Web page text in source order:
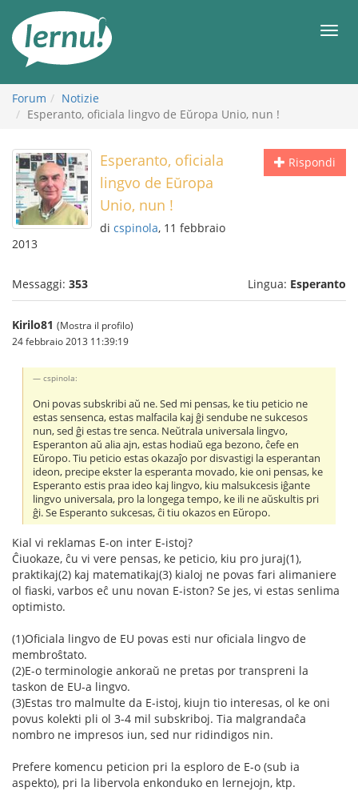
all’indice
Forum
Notizie
Esperanto, oficiala lingvo de Eŭropa Unio, nun !
Rispondi
Esperanto, oficiala
lingvo de Eŭropa
Unio, nun !
di cspinola, 11 febbraio
2013
Messaggi: 353 Lingua: Esperanto
Kirilo81 (Mostra il profilo)
24 febbraio 2013 11:39:19
cspinola:
Oni povas subskribi aŭ ne. Sed mi pensas, ke tiu peticio ne
estas sensenca, estas malfacila kaj ĝi sendube ne sukcesos
nun, sed ĝi estas tre senca. Neŭtrala universala lingvo,
Esperanton aŭ alia ajn, estas hodiaŭ ega bezono, ĉefe en
Eŭropo. Tiu peticio estas okazaĵo por disvastigi la esperantan
ideon, precipe ekster la esperanta movado, kie oni pensas, ke
Esperanto estis praa ideo kaj lingvo, kiu malsukcesis iĝante
lingvo universala, pro la longega tempo, ke ili ne aŭskultis pri
ĝi. Se Esperanto sukcesas, ĉi tiu okazos en Eŭropo.
Kial vi reklamas E-on inter E-istoj?
Ĉiuokaze, ĉu vi vere pensas, ke peticio, kiu pro juraj(1),
praktikaj(2) kaj matematikaj(3) kialoj ne povas fari alimaniere
ol fiaski, varbos eĉ unu novan E-iston? Se jes, vi estas senlima
optimisto.
(1)Oficiala lingvo de EU povas esti nur oficiala lingvo de
membroŝtato.
(2)E-o terminologie ankoraŭ ne pretas por transpreni la
taskon de EU-a lingvo.
(3)Estas tro malmulte da E-istoj, kiujn tio interesas, ol ke oni
povus kolekti pli ol 3-4 mil subskriboj. Tia malgrandaĉa
nombro ne impresos iun, sed nur ridindigos nin.
Prefere komencu peticion pri la esploro de E-o (sub ia
aspekto), pri la libervola enkonduko en lernejojn, ktp.